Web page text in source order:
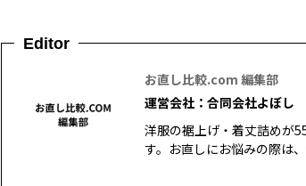
Editor
お直し比較.com 編集部
運営会社：合同会社よぼし
洋服の裾上げ・着丈詰めが
す。お直しにお悩みの際は